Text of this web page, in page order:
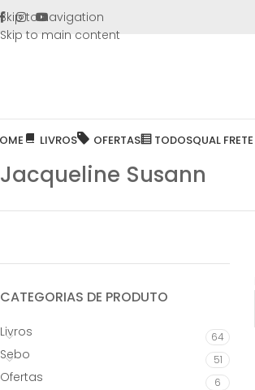
Skip to navigation
Skip to main content
LIVROS OFERTAS TODOSQUAL
Jacqueline Susann
CATEGORIAS DE PRODUTO
Livros 64
Sebo 51
Ofertas 6